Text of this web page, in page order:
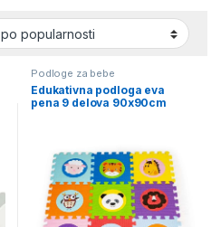
Podloge za bebe
Edukativna podloga eva
pena 9 delova 90x90cm